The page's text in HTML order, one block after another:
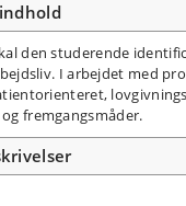
den studerende
I arbejdet med
fremgangsmåder.